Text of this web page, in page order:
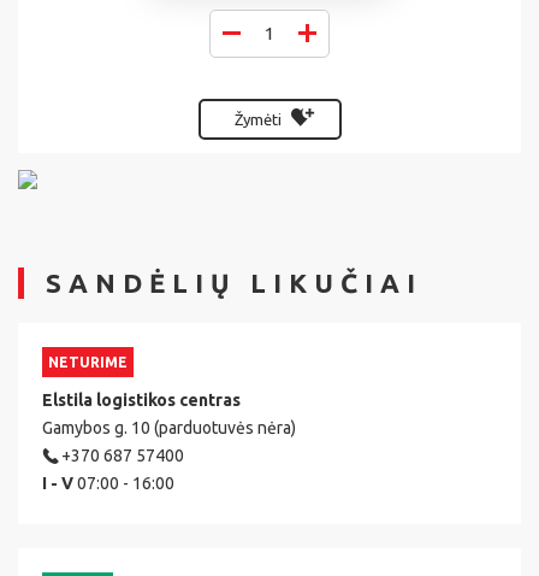
Žymėti
SANDĖLIŲ LIKUČIAI
NETURIME
Elstila logistikos centras
Gamybos g. 10 (parduotuvės nėra)
+370 687 57400
I - V07:00 - 16:00